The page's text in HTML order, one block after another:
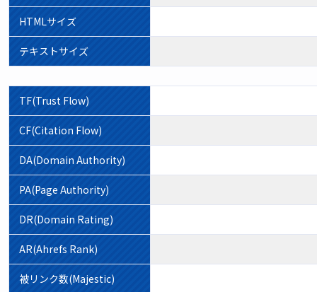
HTMLサイズ
テキストサイズ
TF(Trust Flow)
CF(Citation Flow)
DA(Domain Authority)
PA(Page Authority)
DR(Domain Rating)
AR(Ahrefs Rank)
被リンク数(Majestic)